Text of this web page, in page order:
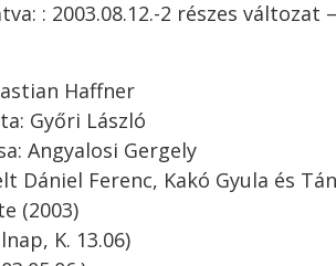
: 2003.08.12.-2 részes változat
Haffner
Győri László
Angyalosi Gergely
Dániel Ferenc, Kakó Gyula és
(2003)
K. 13.06)